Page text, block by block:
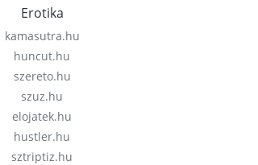
Erotika
kamasutra.hu
huncut.hu
szereto.hu
szuz.hu
elojatek.hu
hustler.hu
sztriptiz.hu